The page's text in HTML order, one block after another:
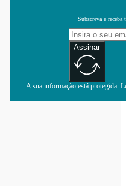
Subscreva e receba
Assinar
A sua informação está protegida.